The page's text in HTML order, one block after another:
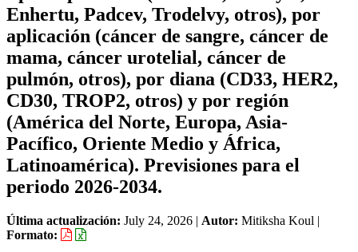
Enhertu, Padcev, Trodelvy, otros), por
aplicación (cáncer de sangre, cáncer de
mama, cáncer urotelial, cáncer de
pulmón, otros), por diana (CD33, HER2,
CD30, TROP2, otros) y por región
(América del Norte, Europa, Asia-
Pacífico, Oriente Medio y África,
Latinoamérica). Previsiones para el
periodo 2026-2034.
Última actualización: July 24, 2026 | Autor: Mitiksha Koul |
Formato: